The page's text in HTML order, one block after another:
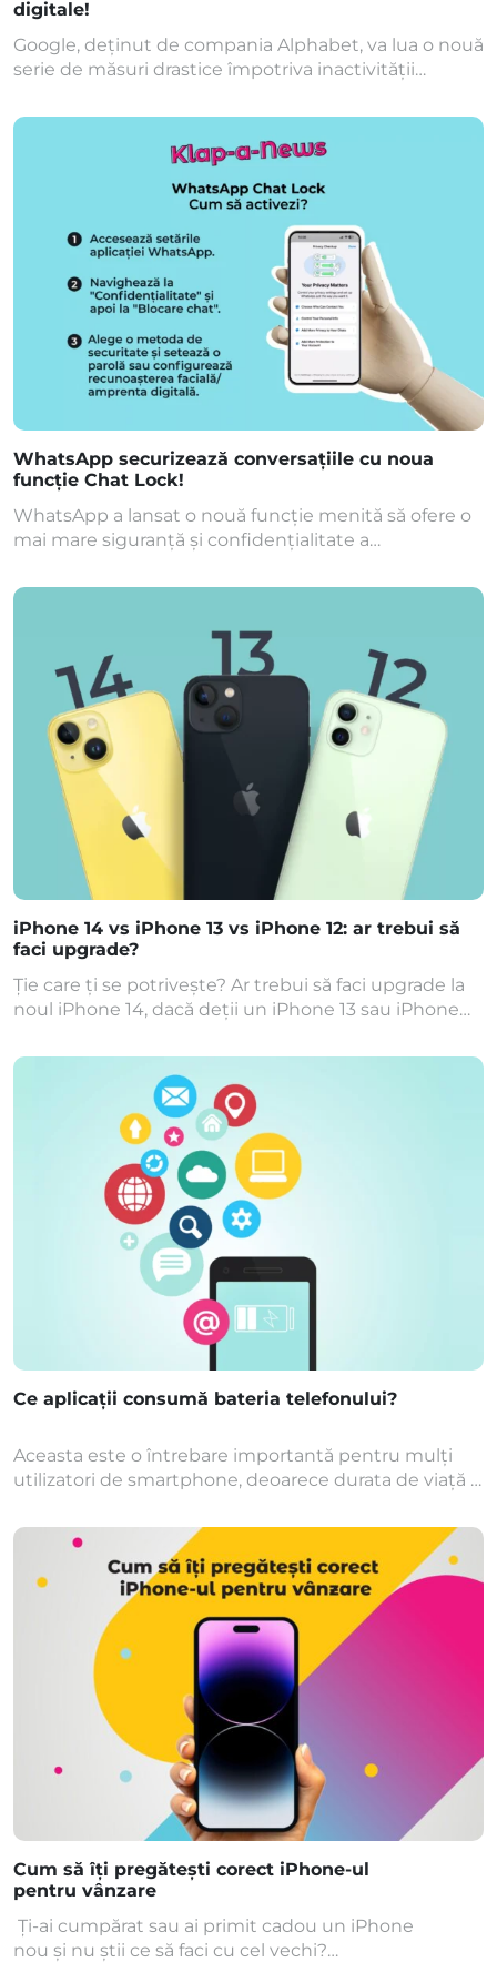
digitale!
Google, deținut de compania Alphabet, va lua o nouă
serie de măsuri drastice împotriva inactivității
Google va șterge, începând din luna decembrie,
conturile care au fost inactive timp de cel puțin doi
ani. Anunțul a fost făcut în urmă cu doar câteva zile
de către reprezentanții Alphabet, compania-mamă
WhatsApp securizează conversațiile cu noua
funcție Chat Lock!
WhatsApp a lansat o nouă funcție menită să ofere o
mai mare siguranță și confidențialitate a
platformei WhatsApp au posibilitatea de a proteja
recunoaștere facială, în funcție de opțiunile oferite
de dispozitivul utilizat. De acum încolo, nu mai
trebuie să vă faceți […]
iPhone 14 vs iPhone 13 vs iPhone 12: ar trebui să
faci upgrade?
Ție care ți se potrivește? Ar trebui să faci upgrade la
noul iPhone 14, dacă deții un iPhone 13 sau iPhone
Apple și le poți achiziționa chiar acum de pe site-ul
nostru klap.ro, dacă vrei și să economisești
semnificativ sau trebuie să te încadrezi într-un
anumit buget. […]
Ce aplicații consumă bateria telefonului?
Aceasta este o întrebare importantă pentru mulți
utilizatori de smartphone, deoarece durata de viață a
influențează experiența de utilizare a dispozitivului.
O durată de viață bună a bateriei este esențială
pentru a asigura o experiență de utilizare optimă a
telefonului. În acest context, este important să
identificăm aplicațiile care consumă
cel mai mult bateria telefonului nostru și să luăm
măsuri sigure și eficiente pentru a […]
Cum să îți pregătești corect iPhone-ul
pentru vânzare
Ți-ai cumpărat sau ai primit cadou un iPhone
nou și nu știi ce să faci cu cel vechi?